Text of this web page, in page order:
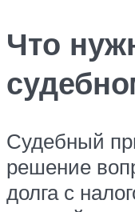
Что
Судебный
решение
долга с